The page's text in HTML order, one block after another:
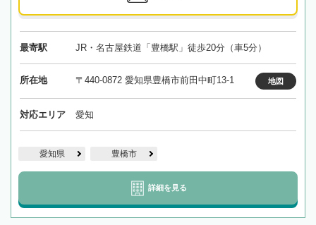
最寄駅 JR・名古屋鉄道「豊橋駅」徒歩20分（車5分）
所在地 〒440-0872 愛知県豊橋市前田中町13-1 地図
対応エリア 愛知
愛知県 豊橋市
詳細を見る